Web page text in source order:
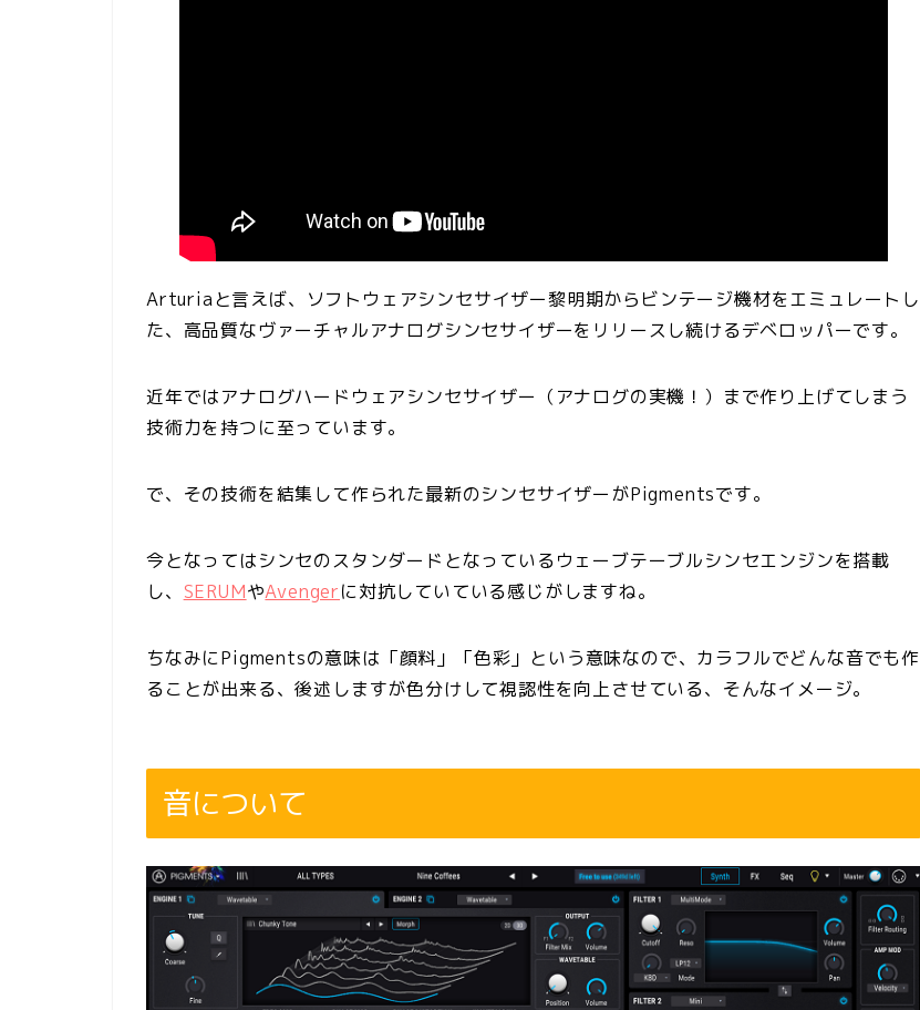
Arturiaと言えば、ソフトウェアシンセサイザー黎明期からビンテージ機材をエミュレートし
た、高品質なヴァーチャルアナログシンセサイザーをリリースし続けるデベロッパーです。
近年ではアナログハードウェアシンセサイザー（アナログの実機！）まで作り上げてしまう
技術力を持つに至っています。
で、その技術を結集して作られた最新のシンセサイザーがPigmentsです。
今となってはシンセのスタンダードとなっているウェーブテーブルシンセエンジンを搭載
し、 SERUMやAvengerに対抗していている感じがしますね。
ちなみにPigmentsの意味は「顔料」「色彩」という意味なので、カラフルでどんな音でも作
ることが出来る、後述しますが色分けして視認性を向上させている、そんなイメージ。
音について